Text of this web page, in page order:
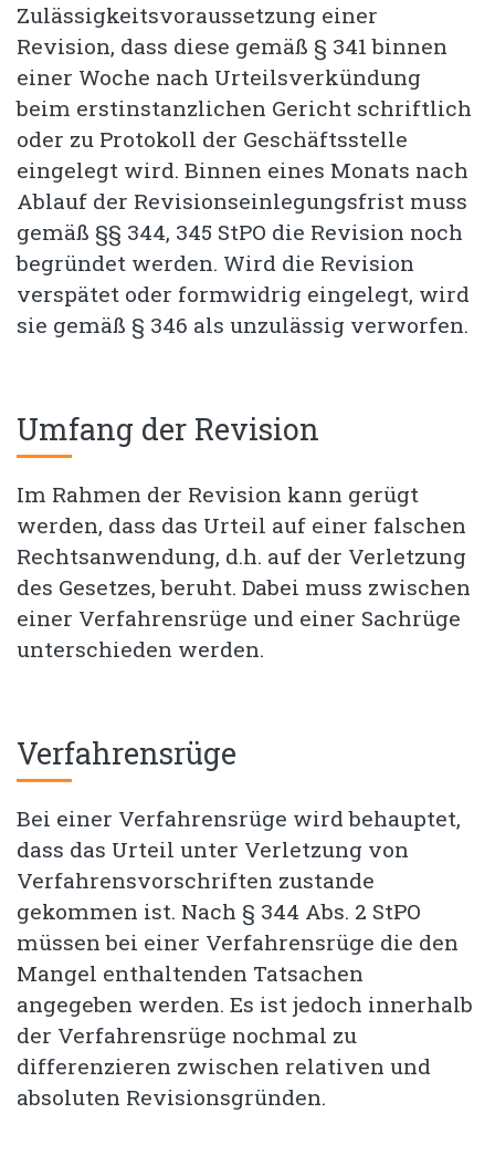
Zulässigkeitsvoraussetzung einer
Revision, dass diese gemäß § 341 binnen
einer Woche nach Urteilsverkündung
beim erstinstanzlichen Gericht schriftlich
oder zu Protokoll der Geschäftsstelle
eingelegt wird. Binnen eines Monats nach
Ablauf der Revisionseinlegungsfrist muss
gemäß §§ 344, 345 StPO die Revision noch
begründet werden. Wird die Revision
verspätet oder formwidrig eingelegt, wird
sie gemäß § 346 als unzulässig verworfen.
Umfang der Revision
Im Rahmen der Revision kann gerügt
werden, dass das Urteil auf einer falschen
Rechtsanwendung, d.h. auf der Verletzung
des Gesetzes, beruht. Dabei muss zwischen
einer Verfahrensrüge und einer Sachrüge
unterschieden werden.
Verfahrensrüge
Bei einer Verfahrensrüge wird behauptet,
dass das Urteil unter Verletzung von
Verfahrensvorschriften zustande
gekommen ist. Nach § 344 Abs. 2 StPO
müssen bei einer Verfahrensrüge die den
Mangel enthaltenden Tatsachen
angegeben werden. Es ist jedoch innerhalb
der Verfahrensrüge nochmal zu
differenzieren zwischen relativen und
absoluten Revisionsgründen.